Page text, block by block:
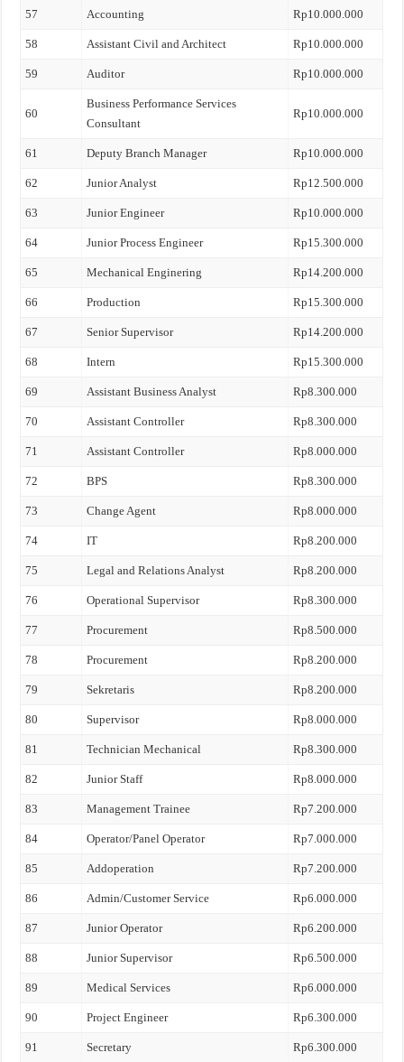
57 Accounting Rp10.000.000
58 Assistant Civil and Architect Rp10.000.000
59 Auditor Rp10.000.000
60
Business Performance Services
Consultant
Rp10.000.000
61 Deputy Branch Manager Rp10.000.000
62 Junior Analyst Rp12.500.000
63 Junior Engineer Rp10.000.000
64 Junior Process Engineer Rp15.300.000
65 Mechanical Enginering Rp14.200.000
66 Production Rp15.300.000
67 Senior Supervisor Rp14.200.000
68 Intern Rp15.300.000
69 Assistant Business Analyst Rp8.300.000
70 Assistant Controller Rp8.300.000
71 Assistant Controller Rp8.000.000
72 BPS Rp8.300.000
73 Change Agent Rp8.000.000
74 IT Rp8.200.000
75 Legal and Relations Analyst Rp8.200.000
76 Operational Supervisor Rp8.300.000
77 Procurement Rp8.500.000
78 Procurement Rp8.200.000
79 Sekretaris Rp8.200.000
80 Supervisor Rp8.000.000
81 Technician Mechanical Rp8.300.000
82 Junior Staff Rp8.000.000
83 Management Trainee Rp7.200.000
84 Operator/Panel Operator Rp7.000.000
85 Addoperation Rp7.200.000
86 Admin/Customer Service Rp6.000.000
87 Junior Operator Rp6.200.000
88 Junior Supervisor Rp6.500.000
89 Medical Services Rp6.000.000
90 Project Engineer Rp6.300.000
91 Secretary Rp6.300.000